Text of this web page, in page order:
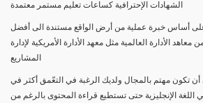
الشهادات الإحترافية كساعات تعليم مستمر معتمدة
أساس خبرة عملية من أرض الواقع مستندة الى أفضل
الأدارة العالمية مثل معهد الأدارة الأمريكية لإدارة
المشاريع
تكون مهتم بالمجال ولديك الرغبة في التعّمق أكثر في
الإنجليزية حتى تستطيع قراءة المحتوى بالرغم من